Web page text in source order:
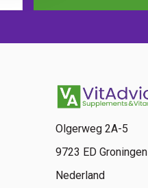
Olgerweg 2A-5
9723 ED Groningen
Nederland